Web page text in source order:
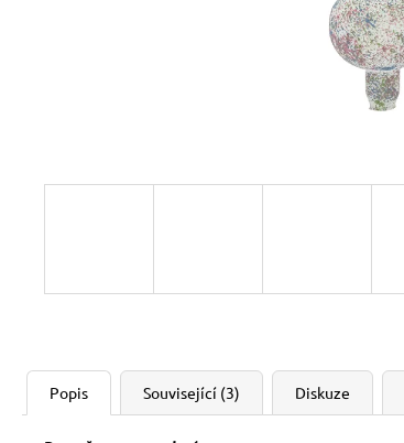
Popis Související (3) Diskuze